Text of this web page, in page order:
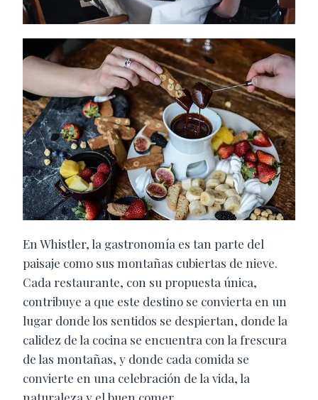
En Whistler, la gastronomía es tan parte del
paisaje como sus montañas cubiertas de nieve.
Cada restaurante, con su propuesta única,
contribuye a que este destino se convierta en un
lugar donde los sentidos se despiertan, donde la
calidez de la cocina se encuentra con la frescura
de las montañas, y donde cada comida se
convierte en una celebración de la vida, la